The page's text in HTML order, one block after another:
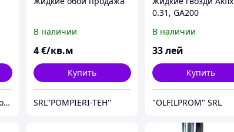
Nature's Sunshine Products
В наличии
4€/кв.м
Купить
SRL''POMPIERI-TEH''
0.31, GA200
В наличии
33 лей
Купить
"OLFILPROM" SRL